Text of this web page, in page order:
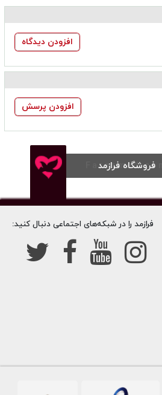
افزودن دیدگاه
افزودن پرسش
فروشگاه فرازمد
Farazmed.com
فرازمد را در شبکه‌های اجتماعی دنبال کنید: